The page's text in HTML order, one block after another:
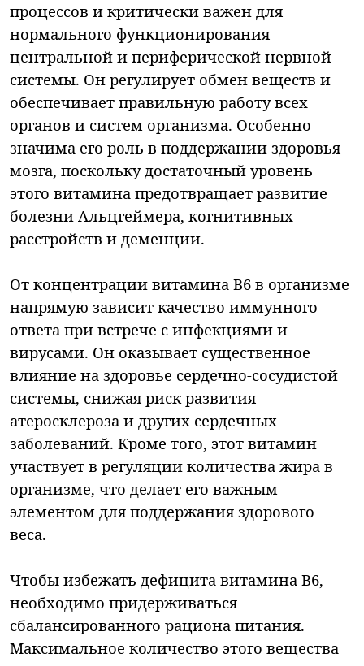
процессов и критически важен для
нормального функционирования
центральной и периферической нервной
системы. Он регулирует обмен веществ и
обеспечивает правильную работу всех
органов и систем организма. Особенно
значима его роль в поддержании здоровья
мозга, поскольку достаточный уровень
этого витамина предотвращает развитие
болезни Альцгеймера, когнитивных
расстройств и деменции.
От концентрации витамина В6 в организме
напрямую зависит качество иммунного
ответа при встрече с инфекциями и
вирусами. Он оказывает существенное
влияние на здоровье сердечно-сосудистой
системы, снижая риск развития
атеросклероза и других сердечных
заболеваний. Кроме того, этот витамин
участвует в регуляции количества жира в
организме, что делает его важным
элементом для поддержания здорового
веса.
Чтобы избежать дефицита витамина В6,
необходимо придерживаться
сбалансированного рациона питания.
Максимальное количество этого вещества